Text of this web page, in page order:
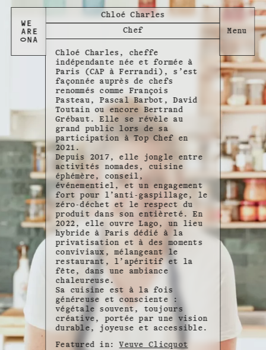
Chloé Charles
Chef
Chloé Charles, cheffe
indépendante née et formée à
Paris (CAP à Ferrandi), s’est
façonnée auprès de chefs
renommés comme François
Pasteau, Pascal Barbot, David
Toutain ou encore Bertrand
Grébaut. Elle se révèle au
grand public lors de sa
participation à Top Chef en
2021.
Depuis 2017, elle jongle entre
activités nomades, cuisine
éphémère, conseil,
événementiel, et un engagement
fort pour l’anti-gaspillage, le
zéro-déchet et le respect du
produit dans son entièreté. En
2022, elle ouvre Lago, un lieu
hybride à Paris dédié à la
privatisation et à des moments
conviviaux, mélangeant le
restaurant, l’apéritif et la
fête, dans une ambiance
chaleureuse.
Sa cuisine est à la fois
généreuse et consciente :
végétale souvent, toujours
créative, portée par une vision
durable, joyeuse et accessible.
Featured in: Veuve Clicquot